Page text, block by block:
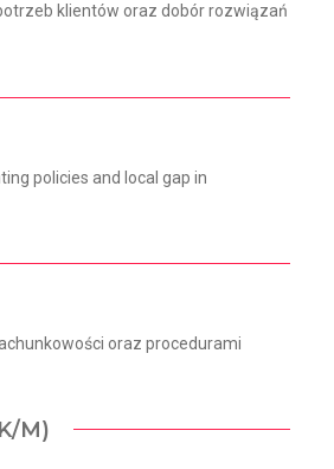
klientów oraz dobór rozwiązań
policies and local gap in
oraz procedurami
M)